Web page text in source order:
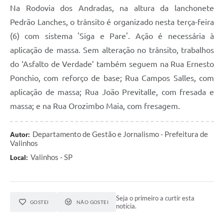
Na Rodovia dos Andradas, na altura da lanchonete
Pedrão Lanches, o trânsito é organizado nesta terça-feira
(6) com sistema 'Siga e Pare'. Ação é necessária à
aplicação de massa. Sem alteração no trânsito, trabalhos
do ‘Asfalto de Verdade’ também seguem na Rua Ernesto
Ponchio, com reforço de base; Rua Campos Salles, com
aplicação de massa; Rua João Previtalle, com fresada e
massa; e na Rua Orozimbo Maia, com fresagem.
Autor: Departamento de Gestão e Jornalismo - Prefeitura de
Valinhos
Local: Valinhos - SP
GOSTEI NÃO GOSTEI
Seja o primeiro a curtir esta
notícia.